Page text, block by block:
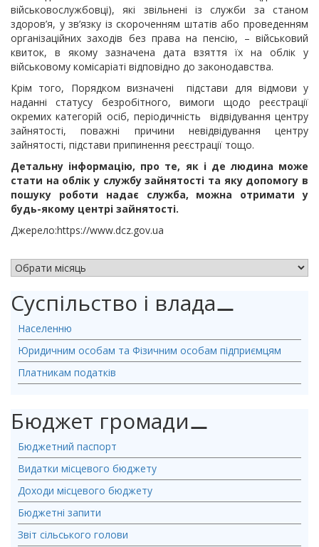
військовослужбовці), які звільнені із служби за станом
здоров’я, у зв’язку із скороченням штатів або проведенням
організаційних заходів без права на пенсію, – військовий
квиток, в якому зазначена дата взяття їх на облік у
військовому комісаріаті відповідно до законодавства.
Крім того, Порядком визначені підстави для відмови у
наданні статусу безробітного, вимоги щодо реєстрації
окремих категорій осіб, періодичність відвідування центру
зайнятості, поважні причини невідвідування центру
зайнятості, підстави припинення реєстрації тощо.
Детальну інформацію, про те, як і де людина може
стати на облік у службу зайнятості та яку допомогу в
пошуку роботи надає служба, можна отримати у
будь-якому центрі зайнятості.
Джерело:https://www.dcz.gov.ua
Суспільство і влада⚊
Населенню
Юридичним особам та Фізичним особам підприємцям
Платникам податків
Бюджет громади⚊
Бюджетний паспорт
Видатки місцевого бюджету
Доходи місцевого бюджету
Бюджетні запити
Звіт сільського голови